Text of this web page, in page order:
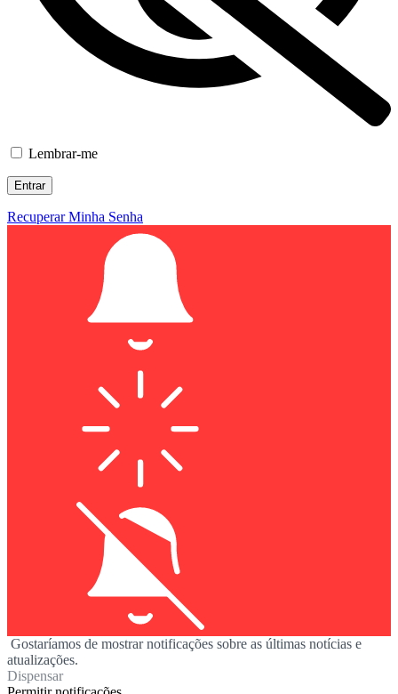
Lembrar-me
Recuperar Minha Senha
Gostaríamos de mostrar notificações sobre as últimas notícias e
atualizações.
Dispensar